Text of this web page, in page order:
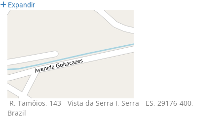
Expandir
R. Tamôios, 143 - Vista da Serra I, Serra - ES, 29176-400,
Brazil